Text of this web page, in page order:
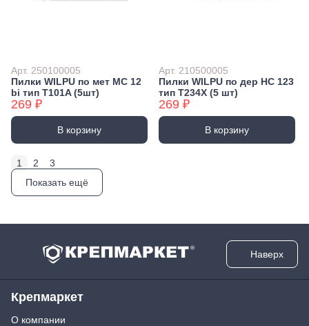
Арт. 250100005
Пилки WILPU по мет MC 12
bi тип T101A (5шт)
269 ₽
В корзину
Арт. 210500005
Пилки WILPU по дер HC 123
тип T234X (5 шт)
269 ₽
В корзину
1 2
3
Показать ещё
Наверх
Крепмаркет
О компании